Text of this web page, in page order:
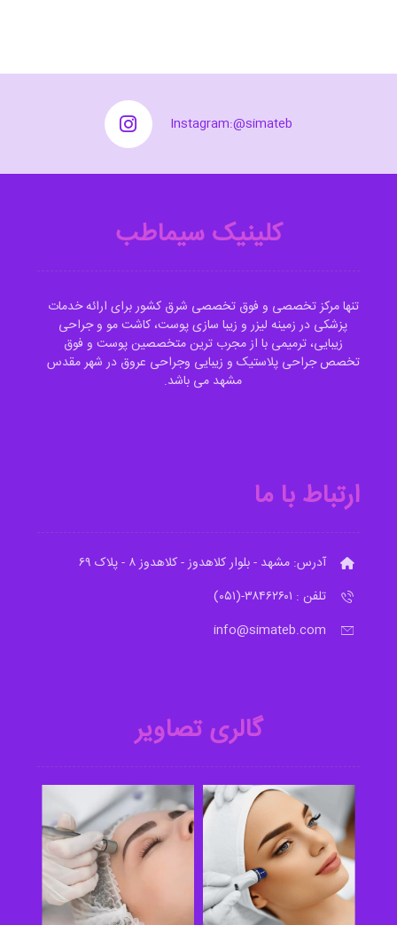
Instagram:@simateb
کلینیک سیماطب
تنها مرکز تخصصی و فوق تخصصی شرق کشور برای ارائه خدمات
پزشکی در زمینه لیزر و زیبا سازی پوست، کاشت مو و جراحی
زیبایی، ترمیمی با از مجرب ترین متخصصین پوست و فوق
تخصص جراحی پلاستیک و زیبایی وجراحی عروق در شهر مقدس
مشهد می باشد.
ارتباط با ما
آدرس: مشهد - بلوار کلاهدوز - کلاهدوز ۸ - پلاک ۶۹
تلفن : ۳۸۴۶۲۶۰۱-(۰۵۱)
info@simateb.com
گالری تصاویر